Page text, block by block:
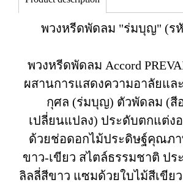
พวงหรีดพัดลม "ร่มบุญ" (รหั
พวงหรีดพัดลม Accord
ผสานการแสดงความอาลัยแล
กุศล (ร่มบุญ) ตัวพัดลม (สี
เปลี่ยนแปลง) ประดับตกแต่ง
ด้วยช่อดอกไม้ประดิษฐ์คุณภ
ขาว-เขียว สไตล์ธรรมชาติ ปร
ลิลลี่สีขาว แซมด้วยใบไม้สีเขีย